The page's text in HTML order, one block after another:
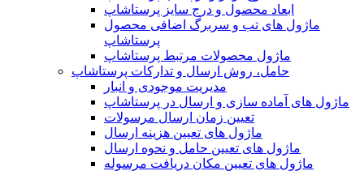
ابعاد محصول و درج سایز پرستاشاپ
ماژول های تب و سربرگ اضافی محصول
پرستاشاپ
ماژول محصولات مرتبط پرستاشاپ
حامل، روش ارسال و تدارکات پرستاشاپ
مدیریت موجودی و انبار
ماژول های آماده سازی و ارسال در پرستاشاپ
تعیین زمان ارسال مرسولات
ماژول های تعیین هزینه ارسال
ماژول های تعیین حامل و نحوه ارسال
ماژول های تعیین مکان دریافت مرسوله